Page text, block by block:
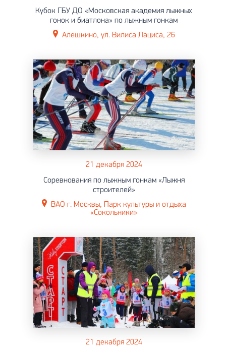
Кубок ГБУ ДО «Московская академия лыжных
гонок и биатлона» по лыжным гонкам
Алешкино, ул. Вилиса Лациса, 26
21 декабря 2024
Соревнования по лыжным гонкам «Лыжня
строителей»
ВАО г. Москвы, Парк культуры и отдыха
«Сокольники»
21 декабря 2024